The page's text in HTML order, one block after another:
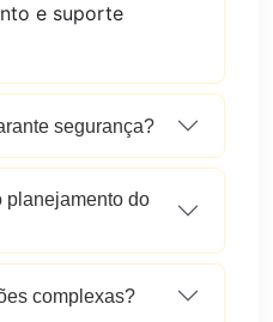
e suporte
segurança?
planejamento do
complexas?